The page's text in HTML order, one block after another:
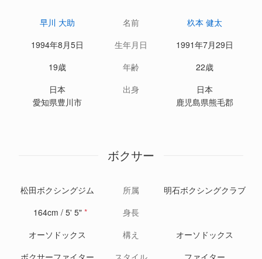
早川 大助 名前
杦本 健太
1994年8月5日
生年月日
1991年7月29日
19歳
年齢
22歳
日本
愛知県豊川市
出身
日本
鹿児島県熊毛郡
ボクサー
松田ボクシングジム 所属
明石ボクシングクラブ
164cm / 5' 5" *
身長
オーソドックス
構え
オーソドックス